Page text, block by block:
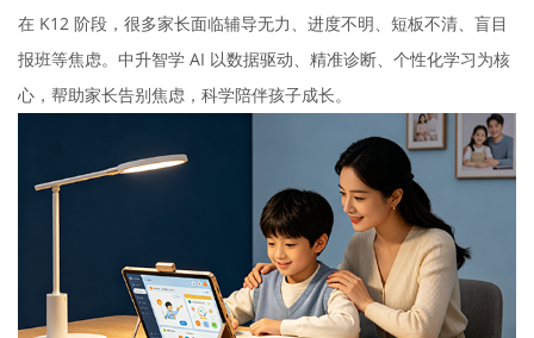
在 K12 阶段，很多家长面临辅导无力、进度不明、短板不清、盲目
报班等焦虑。中升智学 AI 以数据驱动、精准诊断、个性化学习为核
心，帮助家长告别焦虑，科学陪伴孩子成长。